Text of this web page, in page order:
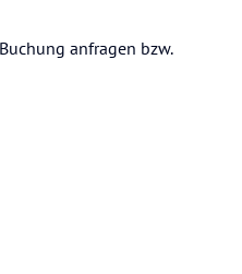
anfragen bzw.